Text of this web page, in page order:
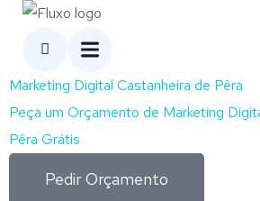
Marketing Digital Castanheira de Pêra
Peça um Orçamento de Marketing
Pêra Grátis
Pedir Orçamento